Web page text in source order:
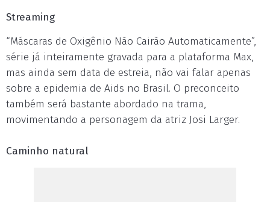
Streaming
“Máscaras de Oxigênio Não Cairão Automaticamente”,
série já inteiramente gravada para a plataforma Max,
mas ainda sem data de estreia, não vai falar apenas
sobre a epidemia de Aids no Brasil. O preconceito
também será bastante abordado na trama,
movimentando a personagem da atriz Josi Larger.
Caminho natural